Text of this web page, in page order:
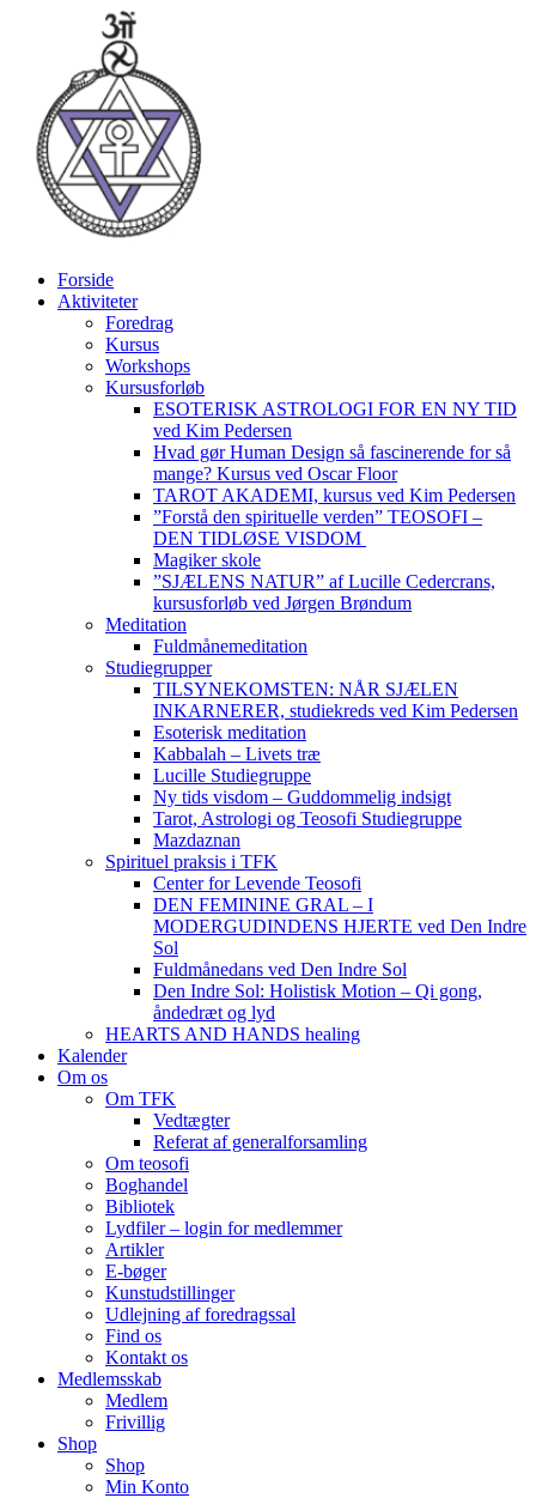
Forside
Aktiviteter
Foredrag
Kursus
Workshops
Kursusforløb
ESOTERISK ASTROLOGI FOR EN NY TID
ved Kim Pedersen
Hvad gør Human Design så fascinerende for så
mange? Kursus ved Oscar Floor
TAROT AKADEMI, kursus ved Kim Pedersen
”Forstå den spirituelle verden” TEOSOFI –
DEN TIDLØSE VISDOM
Magiker skole
”SJÆLENS NATUR” af Lucille Cedercrans,
kursusforløb ved Jørgen Brøndum
Meditation
Fuldmånemeditation
Studiegrupper
TILSYNEKOMSTEN: NÅR SJÆLEN
INKARNERER, studiekreds ved Kim Pedersen
Esoterisk meditation
Kabbalah – Livets træ
Lucille Studiegruppe
Ny tids visdom – Guddommelig indsigt
Tarot, Astrologi og Teosofi Studiegruppe
Mazdaznan
Spirituel praksis i TFK
Center for Levende Teosofi
DEN FEMININE GRAL – I
MODERGUDINDENS HJERTE ved Den Indre
Sol
Fuldmånedans ved Den Indre Sol
Den Indre Sol: Holistisk Motion – Qi gong,
åndedræt og lyd
HEARTS AND HANDS healing
Kalender
Om os
Om TFK
Vedtægter
Referat af generalforsamling
Om teosofi
Boghandel
Bibliotek
Lydfiler – login for medlemmer
Artikler
E-bøger
Kunstudstillinger
Udlejning af foredragssal
Find os
Kontakt os
Medlemsskab
Medlem
Frivillig
Shop
Shop
Min Konto